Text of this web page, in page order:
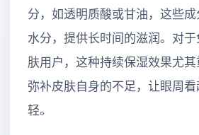
分，如透明质酸或甘油，这些
水分，提供长时间的滋润。对
肤用户，这种持续保湿效果尤
弥补皮肤自身的不足，让眼周
轻。